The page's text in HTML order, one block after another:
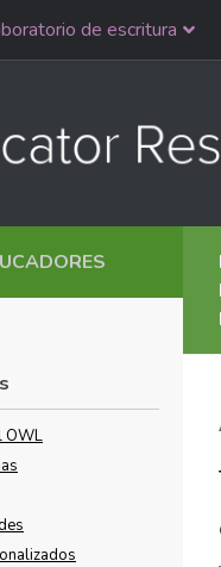
de escritura
OWL